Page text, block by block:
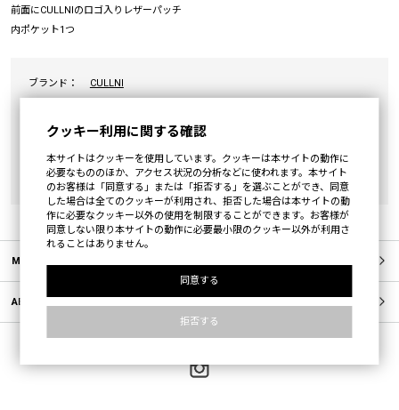
前面にCULLNIのロゴ入りレザーパッチ
内ポケット1つ
ブランド： CULLNI
素材： 表地:コットン100% (Body:Cotton 100%) 別地:牛革(Another
fabric:Cow leather)
原産国： JAPAN
MEMBERS
ABOUT US
クッキー利用に関する確認
本サイトはクッキーを使用しています。クッキーは本サイトの動作に
必要なもののほか、アクセス状況の分析などに使われます。本サイト
のお客様は「同意する」または「拒否する」を選ぶことができ、同意
した場合は全てのクッキーが利用され、拒否した場合は本サイトの動
作に必要なクッキー以外の使用を制限することができます。お客様が
同意しない限り本サイトの動作に必要最小限のクッキー以外が利用さ
れることはありません。
同意する
拒否する